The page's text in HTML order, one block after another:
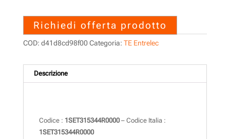
Richiedi offerta prodotto
COD: d41d8cd98f00 Categoria: TE Entrelec
Descrizione
Codice : 1SET315344R0000– Codice Italia :
1SET315344R0000